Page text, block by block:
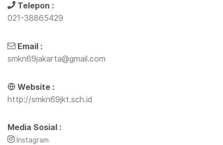
Telepon :
021-38865429
Email :
smkn69jakarta@gmail.com
Website :
http://smkn69jkt.sch.id
Media Sosial :
Instagram